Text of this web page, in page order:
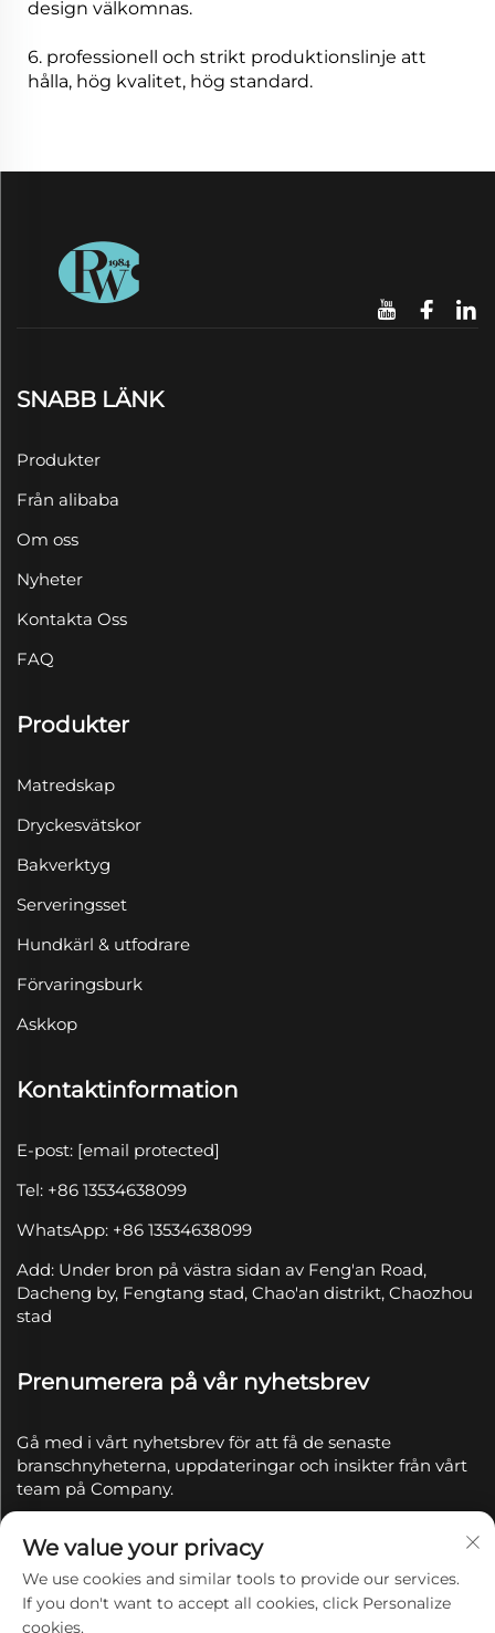
design välkomnas.
6. professionell och strikt produktionslinje att
hålla, hög kvalitet, hög standard.
SNABB LÄNK
Produkter
Från alibaba
Om oss
Nyheter
Kontakta Oss
FAQ
Produkter
Matredskap
Dryckesvätskor
Bakverktyg
Serveringsset
Hundkärl & utfodrare
Förvaringsburk
Askkop
Kontaktinformation
E-post: [email protected]
Tel: +86 13534638099
WhatsApp: +86 13534638099
Add: Under bron på västra sidan av Feng'an Road,
Dacheng by, Fengtang stad, Chao'an distrikt, Chaozhou
stad
Prenumerera på vår nyhetsbrev
Gå med i vårt nyhetsbrev för att få de senaste
branschnyheterna, uppdateringar och insikter från vårt
team på Company.
Copyright © 2025 av Chaozhou Qianyue Ceramics Co.,
We value your privacy
We use cookies and similar tools to provide our services.
If you don't want to accept all cookies, click Personalize
cookies.